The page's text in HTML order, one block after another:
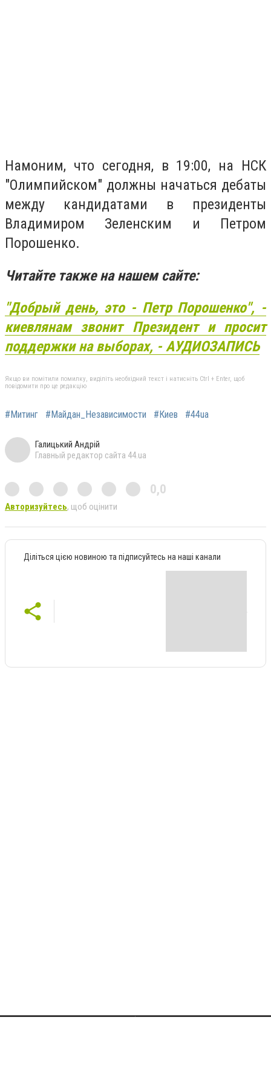
Намоним, что сегодня, в 19:00, на НСК
"Олимпийском" должны начаться дебаты
между кандидатами в президенты
Владимиром Зеленским и Петром
Порошенко.
Читайте также на нашем сайте:
"Добрый день, это - Петр Порошенко", -
киевлянам звонит Президент и просит
поддержки на выборах, - АУДИОЗАПИСЬ
Якщо ви помітили помилку, виділіть необхідний текст і натисніть Ctrl + Enter, щоб
повідомити про це редакцію
#Митинг #Майдан_Независимости #Киев #44ua
Галицький Андрій
Главный редактор сайта 44.ua
0,0
Авторизуйтесь, щоб оцінити
Діліться цією новиною та підписуйтесь на наші канали